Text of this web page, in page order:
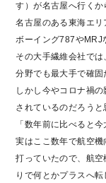
す）が名古屋へ行くか
名古屋のある東海エ
ボーイング787やMRJ
その大手繊維会社で
分野でも最大手で確固
しかし今やコロナ禍
されているのだろうと
「数年前に比べると
実はここ数年で航空
打っていたので、航
りで何とかプラスへ転